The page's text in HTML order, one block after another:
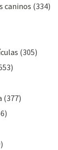
caninos (334)
(305)
(377)